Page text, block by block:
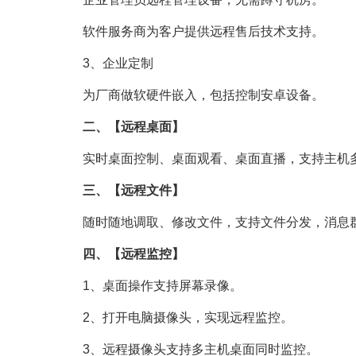
软件服务商为客户提供远程售后技术支持。
3、企业定制
为厂商做软硬件嵌入，包括控制安卓设备。
二、【远程桌面】
实时桌面控制、桌面观看、桌面直播，支持主机
三、【远程文件】
随时随地调取、修改文件，支持文件分发，消息
四、【远程监控】
1、桌面操作支持屏幕录像。
2、打开电脑摄像头，实现远程监控。
3、远程摄像头支持多主机桌面同时监控。